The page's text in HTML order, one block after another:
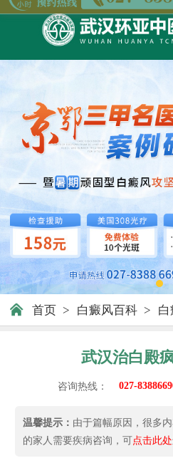
首页 > 白癜风百科 > 白
武汉治白殿
咨询热线： 027-
温馨提示： 由于篇幅原因，很多
的家人需要疾病咨询，可点击此处